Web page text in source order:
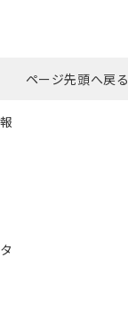
ページ先頭へ戻る